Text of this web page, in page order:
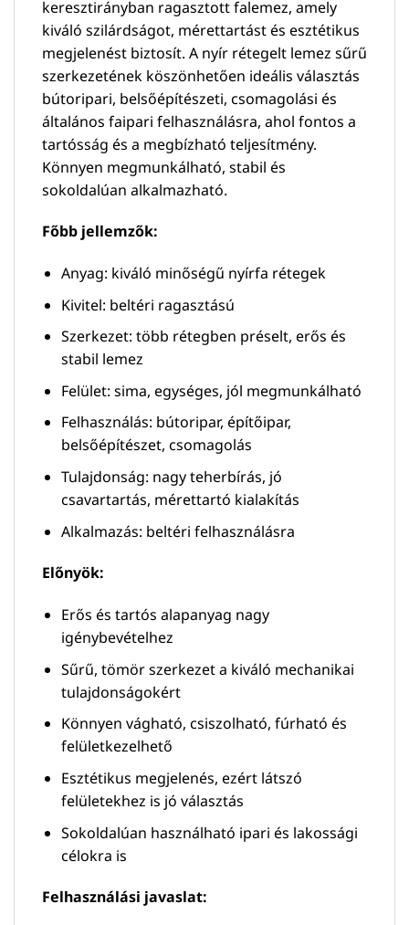
keresztirányban ragasztott falemez, amely
kiváló szilárdságot, mérettartást és esztétikus
megjelenést biztosít. A nyír rétegelt lemez sűrű
szerkezetének köszönhetően ideális választás
bútoripari, belsőépítészeti, csomagolási és
általános faipari felhasználásra, ahol fontos a
tartósság és a megbízható teljesítmény.
Könnyen megmunkálható, stabil és
sokoldalúan alkalmazható.
Főbb jellemzők:
Anyag: kiváló minőségű nyírfa rétegek
Kivitel: beltéri ragasztású
Szerkezet: több rétegben préselt, erős és
stabil lemez
Felület: sima, egységes, jól megmunkálható
Felhasználás: bútoripar, építőipar,
belsőépítészet, csomagolás
Tulajdonság: nagy teherbírás, jó
csavartartás, mérettartó kialakítás
Alkalmazás: beltéri felhasználásra
Előnyök:
Erős és tartós alapanyag nagy
igénybevételhez
Sűrű, tömör szerkezet a kiváló mechanikai
tulajdonságokért
Könnyen vágható, csiszolható, fúrható és
felületkezelhető
Esztétikus megjelenés, ezért látszó
felületekhez is jó választás
Sokoldalúan használható ipari és lakossági
célokra is
Felhasználási javaslat: